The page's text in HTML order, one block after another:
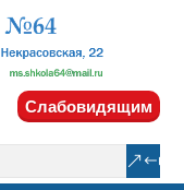
Слабовидящим